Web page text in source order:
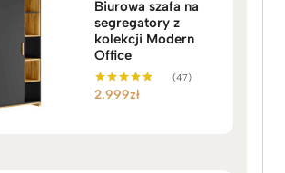
Biurowa szafa na
segregatory z
kolekcji Modern
Office
Oceniono
(47)
2.999zł